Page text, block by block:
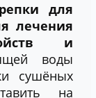
для
лечения
и
воды
сушёных
на